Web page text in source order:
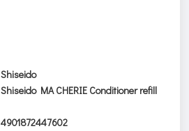
Shiseido
Shiseido MA CHERIE Conditioner refill
4901872447602